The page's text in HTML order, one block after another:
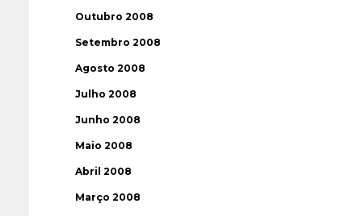
Outubro 2008
Setembro 2008
Agosto 2008
Julho 2008
Junho 2008
Maio 2008
Abril 2008
Março 2008